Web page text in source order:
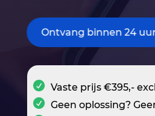
Ontvang binnen 24
Vaste prijs €395,-
Geen oplossing?